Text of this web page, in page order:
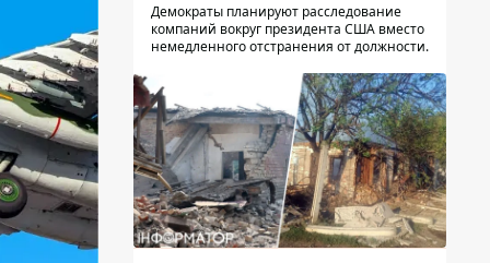
Демократы планируют расследование
компаний вокруг президента США вместо
немедленного отстранения от должности.